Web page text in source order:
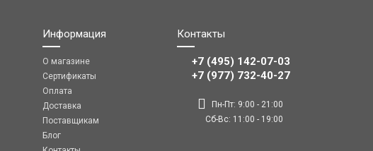
Информация
О магазине
Сертификаты
Оплата
Доставка
Поставщикам
Блог
Контакты
+7 (495) 142-07-03
‎‎+7 (977) 732-40-27
Пн-Пт: 9:00 - 21:00
Сб-Вс: 11:00 - 19:00